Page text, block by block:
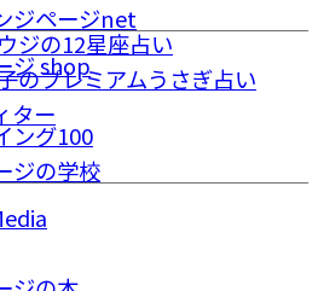
ジの12星座占い
のプレミアムうさぎ占い
ター
ジページnet
ジ shop
ング100
ジの学校